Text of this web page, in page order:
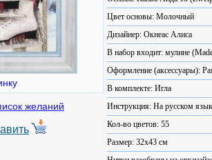
Цвет основы: Молочный
Дизайнер: Окнеас Алиса
В набор входит: мулине
Оформление (аксессуары):
В комплекте: Игла
Инструкция: На русском
Кол-во цветов: 55
Размер: 32x43 см